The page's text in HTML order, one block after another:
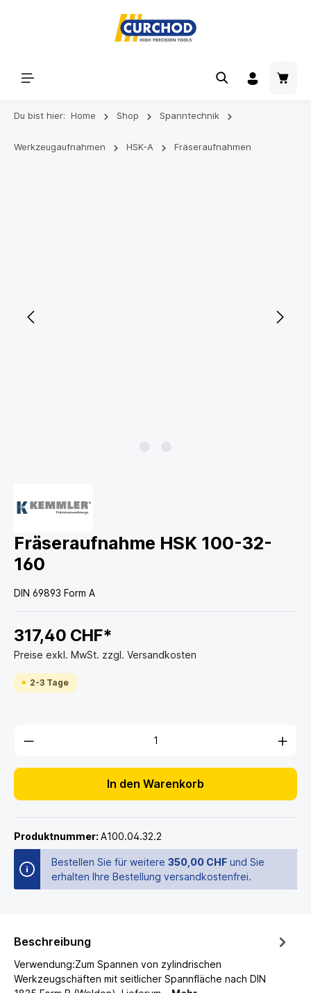
Du bist hier: Home Shop Spanntechnik
Werkzeugaufnahmen HSK-A Fräseraufnahmen
Fräseraufnahme HSK 100-32-
160
DIN 69893 Form A
317,40 CHF*
Preise exkl. MwSt. zzgl. Versandkosten
2-3 Tage
In den Warenkorb
Produktnummer: A100.04.32.2
Bestellen Sie für weitere 350,00 CHF und Sie
erhalten Ihre Bestellung versandkostenfrei.
Beschreibung
Verwendung:Zum Spannen von zylindrischen
Werkzeugschäften mit seitlicher Spannfläche nach DIN